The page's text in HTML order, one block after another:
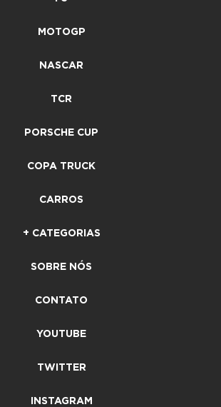
MOTOGP
NASCAR
TCR
PORSCHE CUP
COPA TRUCK
CARROS
+ CATEGORIAS
SOBRE NÓS
CONTATO
YOUTUBE
TWITTER
INSTAGRAM